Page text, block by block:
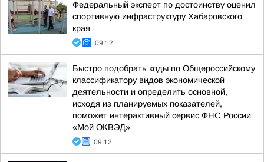
Федеральный эксперт по достоинству оценил
спортивную инфраструктуру Хабаровского
края
09:12
Быстро подобрать коды по Общероссийскому
классификатору видов экономической
деятельности и определить основной,
исходя из планируемых показателей,
поможет интерактивный сервис ФНС России
«Мой ОКВЭД»
09:12